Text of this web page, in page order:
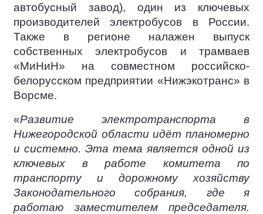
автобусный завод), один из ключевых
производителей электробусов в России.
Также в регионе налажен выпуск
собственных электробусов и трамваев
«МиНиН» на совместном российско-
белорусском предприятии «Нижэкотранс» в
Ворсме.
«Развитие электротранспорта в
Нижегородской области идёт планомерно
и системно. Эта тема является одной из
ключевых в работе комитета по
транспорту и дорожному хозяйству
Законодательного собрания, где я
работаю заместителем председателя.